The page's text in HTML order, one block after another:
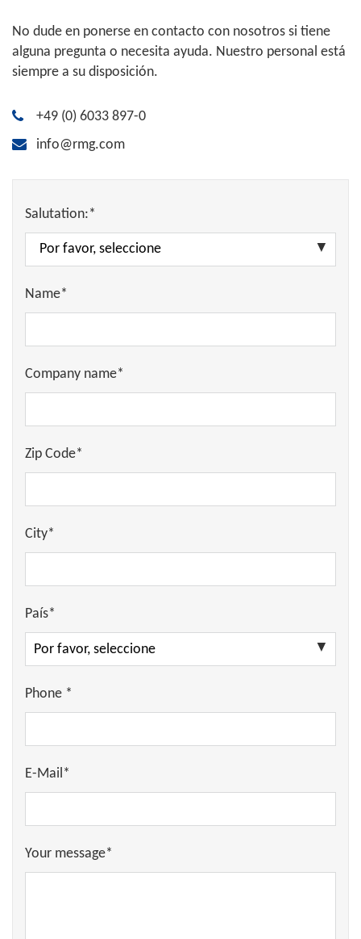
No dude en ponerse en contacto con nosotros si tiene
alguna pregunta o necesita ayuda. Nuestro personal está
siempre a su disposición.
+49 (0) 6033 897-0
info@rmg.com
Salutation:*
Name*
Company name*
Zip Code*
City*
País*
Phone *
E-Mail*
Your message*